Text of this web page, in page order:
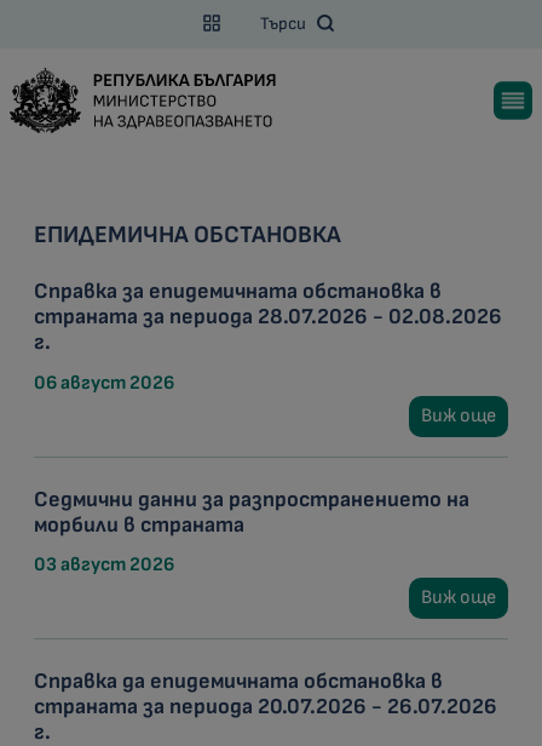
Търси
ЕПИДЕМИЧНА ОБСТАНОВКА
Справка за епидемичната обстановка в
страната за периода 28.07.2026 - 02.08.2026
г.
06 август 2026
Виж още
Седмични данни за разпространението на
морбили в страната
03 август 2026
Виж още
Справка да епидемичната обстановка в
страната за периода 20.07.2026 - 26.07.2026
г.